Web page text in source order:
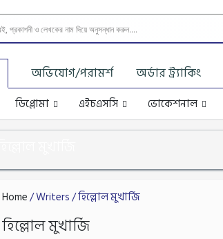
অভিযোগ/পরামর্শ অর্ডার ট্র্যাকিং
ডিপ্লোমা এইচএসসি ভোকেশনাল
Home/ Writers / হিল্লোল মুখার্জি
হিল্লোল মুখার্জি